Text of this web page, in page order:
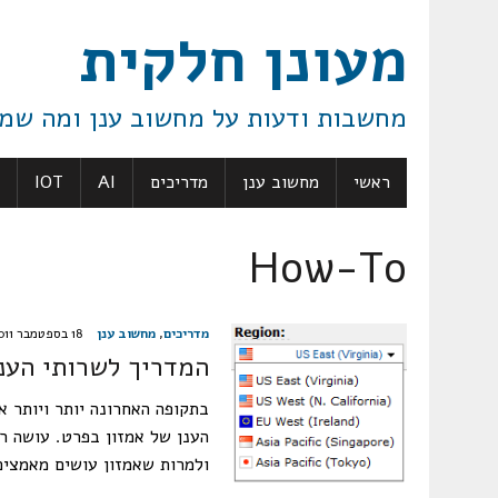
מעונן חלקית
מחשבות ודעות על מחשוב ענן ומה
ראשי מחשוב ענן מדריכים AI
IOT
How-To
מדריכים, מחשוב ענן 18 בספטמבר 2011
המדריך לשרותי
בתקופה האחרונה יותר
הענן של אמזון בפרט. עושה
ולמרות שאמזון עושים